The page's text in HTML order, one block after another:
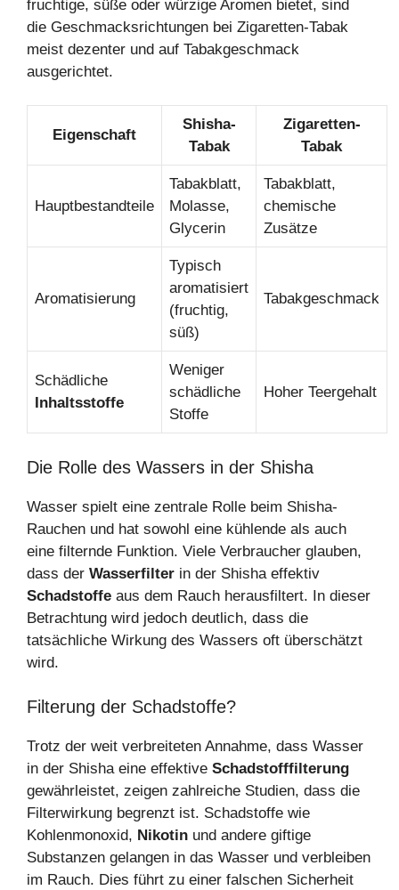
fruchtige, süße oder würzige Aromen bietet, sind
die Geschmacksrichtungen bei Zigaretten-Tabak
meist dezenter und auf Tabakgeschmack
ausgerichtet.
Eigenschaft
Shisha-
Tabak
Zigaretten-
Tabak
Hauptbestandteile
Tabakblatt,
Molasse,
Glycerin
Tabakblatt,
chemische
Zusätze
Aromatisierung
Typisch
aromatisiert
(fruchtig,
süß)
Tabakgeschmack
Schädliche
Inhaltsstoffe
Weniger
schädliche
Stoffe
Hoher Teergehalt
Die Rolle des Wassers in der Shisha
Wasser spielt eine zentrale Rolle beim Shisha-
Rauchen und hat sowohl eine kühlende als auch
eine filternde Funktion. Viele Verbraucher glauben,
dass der Wasserfilter in der Shisha effektiv
Schadstoffe aus dem Rauch herausfiltert. In dieser
Betrachtung wird jedoch deutlich, dass die
tatsächliche Wirkung des Wassers oft überschätzt
wird.
Filterung der Schadstoffe?
Trotz der weit verbreiteten Annahme, dass Wasser
in der Shisha eine effektive Schadstofffilterung
gewährleistet, zeigen zahlreiche Studien, dass die
Filterwirkung begrenzt ist. Schadstoffe wie
Kohlenmonoxid, Nikotin und andere giftige
Substanzen gelangen in das Wasser und verbleiben
im Rauch. Dies führt zu einer falschen Sicherheit